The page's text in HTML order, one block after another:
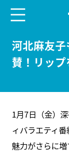
河北麻友
賛！リッ
1月7日（金）
ィバラエティ
魅力がさらに